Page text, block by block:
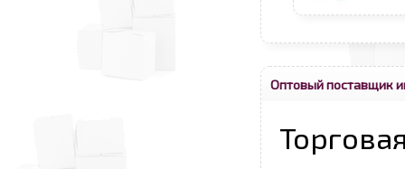
Оптовый поставщик